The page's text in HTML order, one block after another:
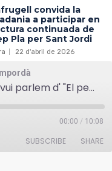
convida la
a participar en
continuada de
Pla per Sant Jordi
22 d'abril de 2026
Recomanació literària: avui parlem d' "El peligro de estar cuerda", una obra de Rosa Montero
00:00 / 10:08
SUBSCRIBE SHARE